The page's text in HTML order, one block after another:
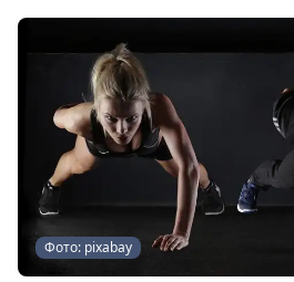
Фото: pixabay